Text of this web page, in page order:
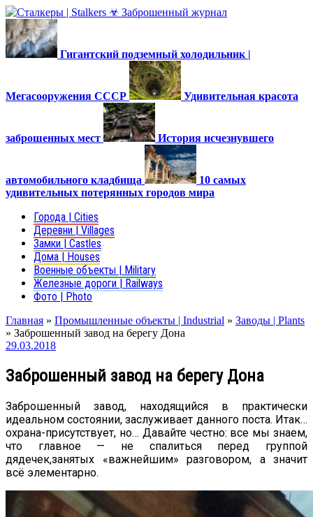
Гигантский подземный холодильник |
Мегасооружения СССР Удивительная красота
заброшенных мест История исчезнувшего
автомобильного кладбища
10 самых
удивительных потерянных городов мира
Города | Cities
Деревни | Villages
Замки | Castles
Дома | Houses
Военные объекты | Military
Железные дороги | Railways
Фото | Photo
Главная » Промышленные объекты | Industrial » Заводы | Plants
» Заброшенный завод на берегу Дона
29.03.2018
Заброшенный завод на берегу Дона
Заброшенный завод, находящийся в практически
идеальном состоянии, заслуживает данного поста. Итак…
охрана-присутствует, но… Давайте честно: все мы знаем,
что главное — не спалиться перед группой
дядечек,занятых «важнейшим» разговором, а значит
всё элементарно.